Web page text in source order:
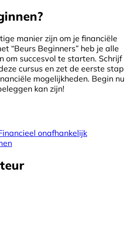
manier zijn om je financiële
“Beurs Beginners” heb je alle
om succesvol te starten. Schrijf
cursus en zet de eerste stap
mogelijkheden. Begin nu
kan zijn!
onafhankelijk